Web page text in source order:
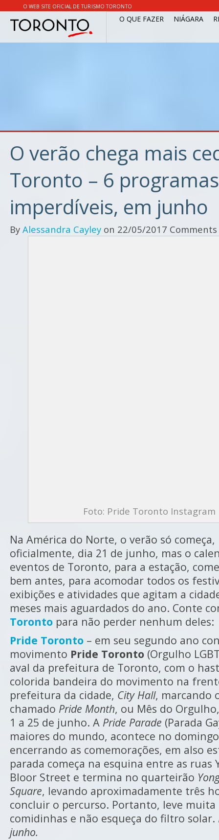
O WEB SITE OFICIAL DE TURISMO TORONTO
O QUE FAZER NIÁGARA
O verão chega mais
Toronto – 6 programas
imperdíveis, em junho
By Alessandra Cayley on 22/05/2017 Comments
Foto: Pride Toronto Instagram
Na América do Norte, o verão só começa,
oficialmente, dia 21 de junho, mas o
eventos de Toronto, para a estação,
bem antes, para acomodar todos os
exibições e atividades que agitam a
meses mais aguardados do ano. Conte
Toronto para não perder nenhum deles:
Pride Toronto – em seu segundo ano
movimento Pride Toronto (Orgulho
aval da prefeitura de Toronto, com o
colorida bandeira do movimento na
prefeitura da cidade, City Hall, marcando
chamado Pride Month, ou Mês do
1 a 25 de junho. A Pride Parade (Parada
maiores do mundo, acontece no
encerrando as comemorações, em also
parada começa na esquina entre as ruas
Bloor Street e termina no quarteirão
Square, levando aproximadamente três
concluir o percurso. Portanto, leve muita
comidinhas e não esqueça do filtro solar.
junho.